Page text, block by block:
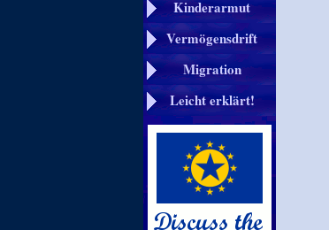
Kinderarmut
Vermögensdrift
Migration
Leicht erklärt!